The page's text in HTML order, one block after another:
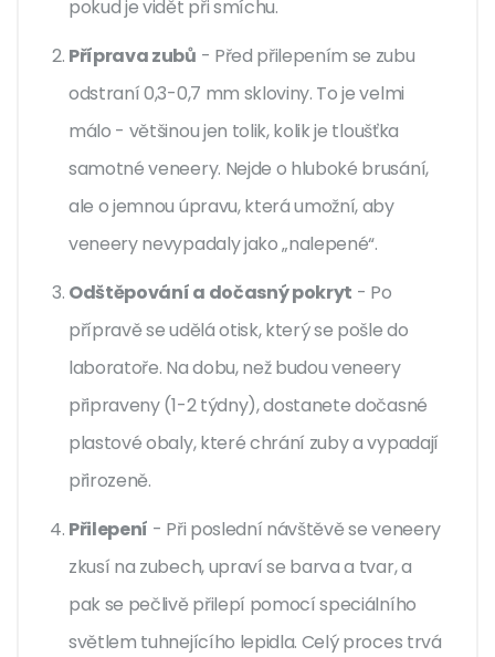
pokud je vidět při smíchu.
Příprava zubů - Před přilepením se zubu
odstraní 0,3-0,7 mm skloviny. To je velmi
málo - většinou jen tolik, kolik je tloušťka
samotné veneery. Nejde o hluboké brusání,
ale o jemnou úpravu, která umožní, aby
veneery nevypadaly jako „nalepené“.
Odštěpování a dočasný pokryt - Po
přípravě se udělá otisk, který se pošle do
laboratoře. Na dobu, než budou veneery
připraveny (1-2 týdny), dostanete dočasné
plastové obaly, které chrání zuby a vypadají
přirozeně.
Přilepení - Při poslední návštěvě se veneery
zkusí na zubech, upraví se barva a tvar, a
pak se pečlivě přilepí pomocí speciálního
světlem tuhnejícího lepidla. Celý proces trvá